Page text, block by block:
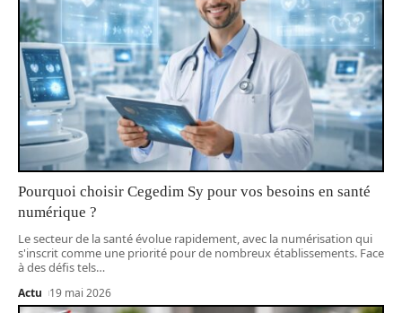
Pourquoi choisir Cegedim Sy pour vos besoins en santé
numérique ?
Le secteur de la santé évolue rapidement, avec la numérisation qui
s'inscrit comme une priorité pour de nombreux établissements. Face
à des défis tels…
Actu 19 mai 2026